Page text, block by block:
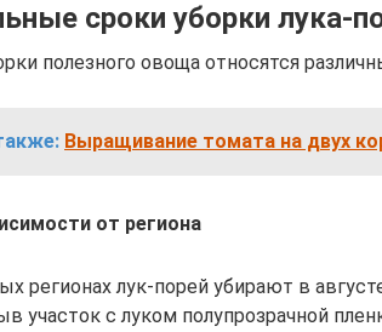
сроки уборки лука-
полезного овоща относятся
Выращивание томата на двух
от региона
регионах лук-порей убирают в
участок с луком полупрозрачной